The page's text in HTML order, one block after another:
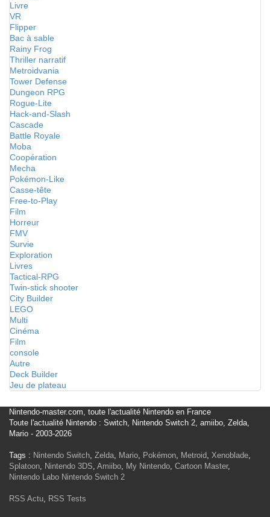
Livre
VR
Flipper
Bac à sable
Rainy Frog
Thriller narratif
Metroidvania
Tower Defense
Dungeon RPG
Rogue-Lite
Hack-and-Slash
Cascade
Battle Royale
Moba
Coopération
Mecha
Pokémon-Like
Casse-tête
Free-to-Play
Film
Horreur
FMV
Survie
Exploration
Livres
Tactical-RPG
Twin-stick shooter
City Builder
LEGO
Multi
Cinéma
Film
console
Autre
Deck Builder
Jeu de plateau
Nintendo-master.com, toute l'actualité Nintendo en France
Toute l'actualité Nintendo : Switch, Nintendo Switch 2, amiibo, Zelda,
Mario - 2003-2026
Tags : Nintendo Switch, Zelda, Mario, Pokémon, Metroid, Xenoblade,
Splatoon, Nintendo 3DS, Amiibo, My Nintendo, Cartoon Master,
Nintendo Labo Nintendo Switch 2
RSS Actu, RSS Tests